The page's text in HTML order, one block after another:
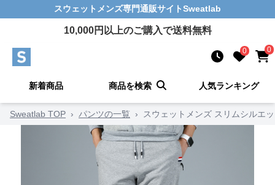
スウェットメンズ専門通販サイトSweatlab
10,000円以上のご購入で送料無料
0 0
新着商品 商品を検索 人気ランキング
Sweatlab TOP › パンツの一覧 › スウェットメンズ スリムシルエ